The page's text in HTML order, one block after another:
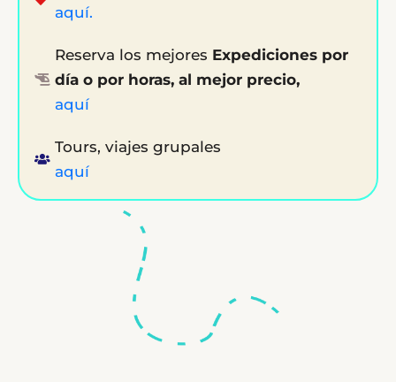
aquí.
Reserva los mejores Expediciones por
día o por horas, al mejor precio,
aquí
Tours, viajes grupales
aquí